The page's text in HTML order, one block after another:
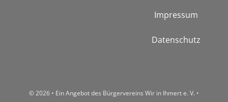
Impressum
Datenschutz
© 2026 • Ein Angebot des Bürgervereins Wir in Ihmert e. V. •